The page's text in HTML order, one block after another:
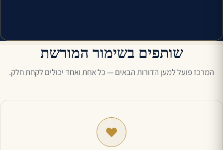
שותפים בשימור המורשת
המרכז פועל למען הדורות הבאים — כל אחת ואחד יכולים לקחת חלק.
♥